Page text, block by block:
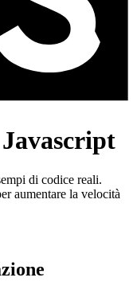
di codice reali.
aumentare la velocità